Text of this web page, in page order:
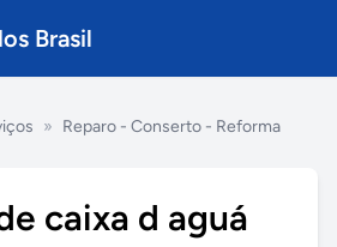
Brasil
» Reparo - Conserto - Reforma
caixa d aguá